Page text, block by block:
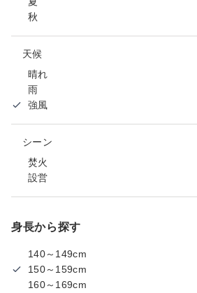
秋
天候
晴れ
雨
強風
シーン
焚火
設営
身長から探す
140～149cm
150～159cm
160～169cm